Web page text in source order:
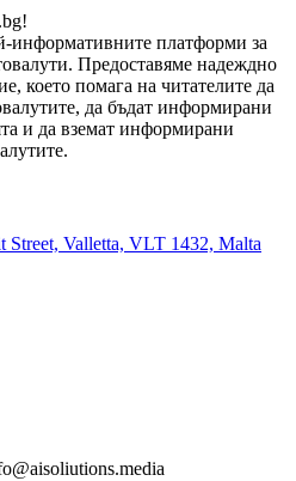
информативните платформи за
Предоставяме надеждно
което помага на читателите да
да бъдат информирани
и да вземат информирани
Valletta, VLT 1432, Malta